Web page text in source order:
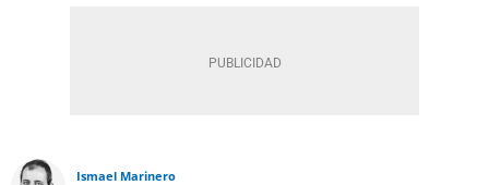
Ismael Marinero